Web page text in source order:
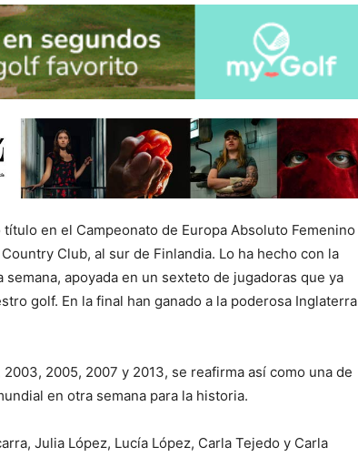
en el Campeonato de Europa Absoluto Femenino
Club, al sur de Finlandia. Lo ha hecho con la
apoyada en un sexteto de jugadoras que ya
golf. En la final han ganado a la poderosa Inglaterra
2005, 2007 y 2013, se reafirma así como una de
en otra semana para la historia.
Julia López, Lucía López, Carla Tejedo y Carla